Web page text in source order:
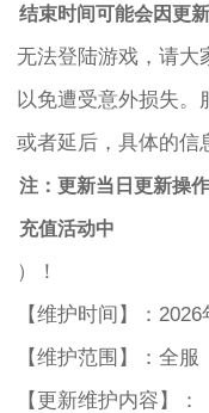
结束时间可能会因更
无法登陆游戏，请大
以免遭受意外损失
或者延后，具体的信
注：更新当日更新操
充值活动中
）！
【维护时间】：
【维护范围】：全服
【更新维护内容】：